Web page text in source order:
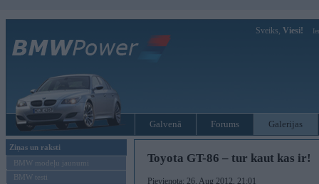
Sveiks, Viesi!
Galvenā Forums Galerijas
Ziņas un raksti
BMW modeļu jaunumi
BMW testi
Toyota GT-86 – tur kaut kas ir!
Pievienota: 26. Aug 2012, 21:01